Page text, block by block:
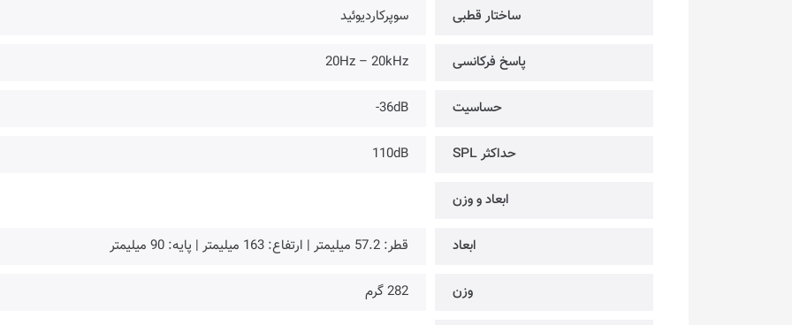
ساختار قطبی سوپرکاردیوئید
پاسخ فرکانسی 20Hz – 20kHz
حساسیت 36dB-
حداکثر SPL 110dB
ابعاد و وزن
ابعاد قطر: 57.2 میلیمتر | ارتفاع: 163 میلیمتر | پایه: 90 میلیمتر
وزن 282 گرم